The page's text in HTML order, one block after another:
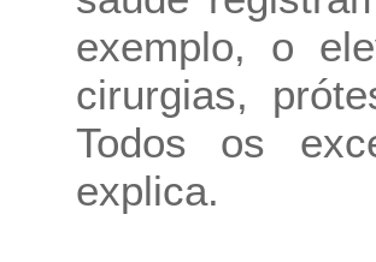
exemplo, o
cirurgias,
Todos os
explica.